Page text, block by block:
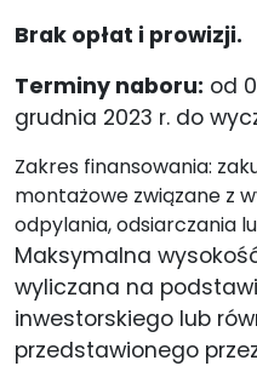
Brak opłat i prowizji.
Terminy naboru: od
grudnia 2023 r. do
Zakres finansowania:
montażowe związane z
odpylania, odsiarczania
Maksymalna
wyliczana na
inwestorskiego lub
przedstawionego